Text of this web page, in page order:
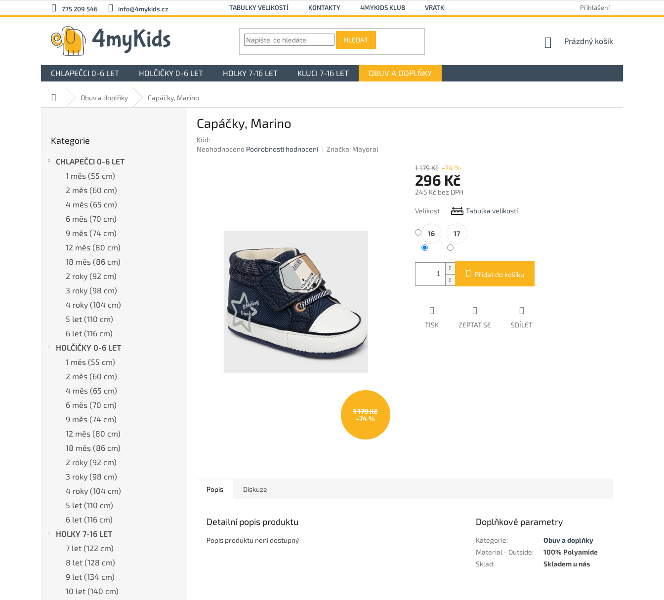
na
775 209 546 info@4mykids.cz TABULKY VELIKOSTÍ KONTAKTY 4MYKIDS KLUB VRATKOVÝ FORMULÁŘ Přihlášení
HLEDAT
NÁKUPNÍ
Prázdný košík
CHLAPEČCI 0-6 LET HOLČIČKY 0-6 LET HOLKY 7-16 LET KLUCI 7-16 LET OBUV A DOPLŇKY
Domů Obuv a doplňky Capáčky, Marino
kategorie
Kategorie
CHLAPEČCI 0-6 LET
1 měs (55 cm)
2 měs (60 cm)
4 měs (65 cm)
6 měs (70 cm)
9 měs (74 cm)
12 měs (80 cm)
18 měs (86 cm)
2 roky (92 cm)
3 roky (98 cm)
4 roky (104 cm)
5 let (110 cm)
6 let (116 cm)
HOLČIČKY 0-6 LET
1 měs (55 cm)
2 měs (60 cm)
4 měs (65 cm)
6 měs (70 cm)
9 měs (74 cm)
12 měs (80 cm)
18 měs (86 cm)
2 roky (92 cm)
3 roky (98 cm)
4 roky (104 cm)
5 let (110 cm)
6 let (116 cm)
HOLKY 7-16 LET
7 let (122 cm)
8 let (128 cm)
9 let (134 cm)
10 let (140 cm)
Capáčky, Marino
Kód:
Průměrné
Neohodnoceno Podrobnosti hodnocení Značka: Mayoral
1 179 Kč
–74 %
1 179 Kč –74 %
296 Kč
245 Kč bez DPH
cena:
Velikost Tabulka velikostí
16 17
Přidat do košíku
TISK ZEPTAT SE SDÍLET
Popis Diskuze
Detailní popis produktu
Popis produktu není dostupný
Doplňkové parametry
Kategorie:
Obuv a doplňky
Material - Outside:
100% Polyamide
Sklad: Skladem u nás